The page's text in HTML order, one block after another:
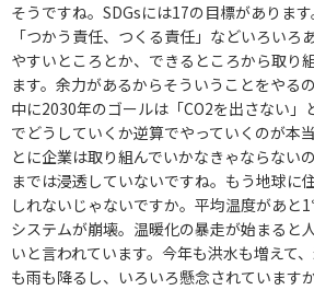
そうですね。SDGsには17の目標があります
「つかう責任、つくる責任」などいろいろ
やすいところとか、できるところから取り
ます。余力があるからそういうことをやる
中に2030年のゴールは「CO2を出さない」
でどうしていくか逆算でやっていくのが本
とに企業は取り組んでいかなきゃならない
までは浸透していないですね。もう地球に
しれないじゃないですか。平均温度があと
システムが崩壊。温暖化の暴走が始まると
いと言われています。今年も洪水も増えて
も雨も降るし、いろいろ懸念されていますか